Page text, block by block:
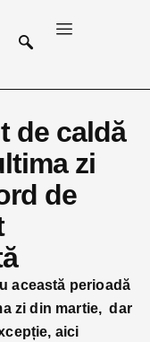
de caldă
zi
de
această perioadă
zi din martie, dar
aici